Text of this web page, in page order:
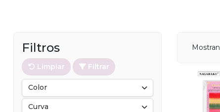
Filtros
Limpiar Filtrar
Color
Curva